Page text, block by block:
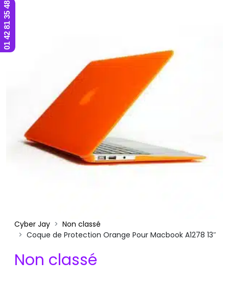
Cyber Jay
Non classé
Coque de Protection Orange Pour Macbook A1278 13″
Non classé
01 42 81 35 48